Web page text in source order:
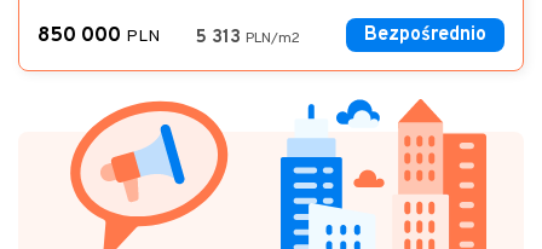
850 000 PLN 5 313 PLN/m2 Bezpośrednio